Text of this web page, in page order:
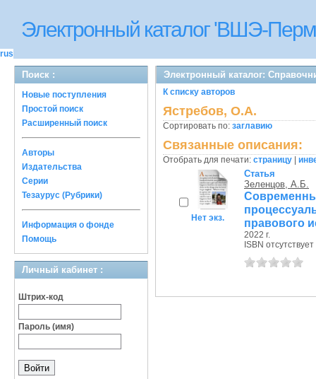
Электронный каталог 'ВШЭ-
rus
Поиск :
Новые поступления
Простой поиск
Расширенный поиск
Авторы
Издательства
Серии
Тезаурус (Рубрики)
Информация о фонде
Помощь
Личный кабинет :
Штрих-код
Пароль (имя)
Электронный каталог:
К списку авторов
Ястребов, О.А.
Сортировать по: заглавию
Связанные описания:
Отобрать для печати: страницу
Нет экз.
Статья
Зеленцов, А.Б.
правового
2022 г.
ISBN отсутствует